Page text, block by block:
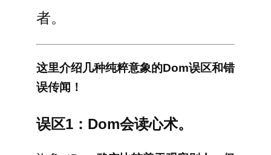
者。
这里介绍几种纯粹意象的Dom误区和错
误传闻！
误区1：Dom会读心术。